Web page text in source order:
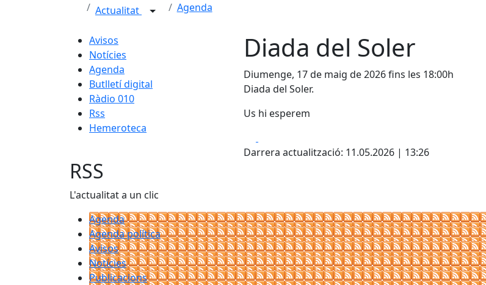
Actualitat Agenda
Avisos
Notícies
Agenda
Butlletí digital
Ràdio 010
Rss
Hemeroteca
Diada del Soler
Diumenge, 17 de maig de 2026 fins les 18:00h
Diada del Soler.
Us hi esperem
Darrera actualització: 11.05.2026 | 13:26
RSS
L'actualitat a un clic
Agenda
Agenda política
Avisos
Notícies
Publicacions